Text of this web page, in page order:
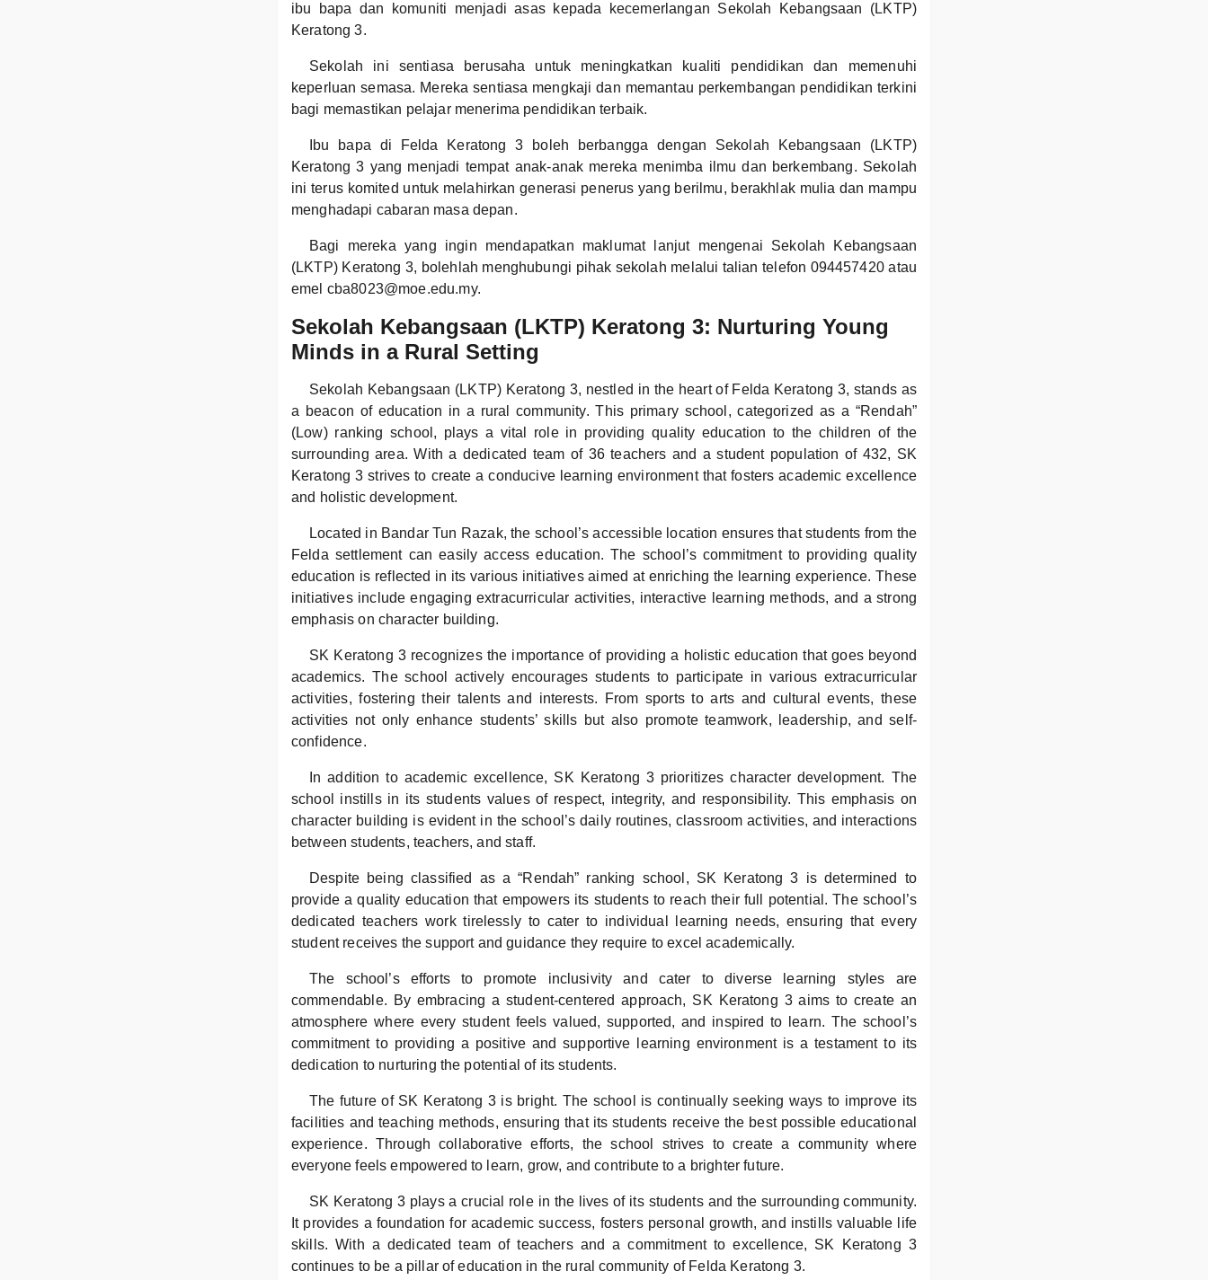
ibu bapa dan komuniti menjadi asas kepada kecemerlangan Sekolah Kebangsaan (LKTP)
Keratong 3.
Sekolah ini sentiasa berusaha untuk meningkatkan kualiti pendidikan dan memenuhi
keperluan semasa. Mereka sentiasa mengkaji dan memantau perkembangan pendidikan terkini
bagi memastikan pelajar menerima pendidikan terbaik.
Ibu bapa di Felda Keratong 3 boleh berbangga dengan Sekolah Kebangsaan (LKTP)
Keratong 3 yang menjadi tempat anak-anak mereka menimba ilmu dan berkembang. Sekolah
ini terus komited untuk melahirkan generasi penerus yang berilmu, berakhlak mulia dan mampu
menghadapi cabaran masa depan.
Bagi mereka yang ingin mendapatkan maklumat lanjut mengenai Sekolah Kebangsaan
(LKTP) Keratong 3, bolehlah menghubungi pihak sekolah melalui talian telefon 094457420 atau
emel cba8023@moe.edu.my.
Sekolah Kebangsaan (LKTP) Keratong 3: Nurturing Young
Minds in a Rural Setting
Sekolah Kebangsaan (LKTP) Keratong 3, nestled in the heart of Felda Keratong 3, stands as
a beacon of education in a rural community. This primary school, categorized as a “Rendah”
(Low) ranking school, plays a vital role in providing quality education to the children of the
surrounding area. With a dedicated team of 36 teachers and a student population of 432, SK
Keratong 3 strives to create a conducive learning environment that fosters academic excellence
and holistic development.
Located in Bandar Tun Razak, the school’s accessible location ensures that students from the
Felda settlement can easily access education. The school’s commitment to providing quality
education is reflected in its various initiatives aimed at enriching the learning experience. These
initiatives include engaging extracurricular activities, interactive learning methods, and a strong
emphasis on character building.
SK Keratong 3 recognizes the importance of providing a holistic education that goes beyond
academics. The school actively encourages students to participate in various extracurricular
activities, fostering their talents and interests. From sports to arts and cultural events, these
activities not only enhance students’ skills but also promote teamwork, leadership, and self-
confidence.
In addition to academic excellence, SK Keratong 3 prioritizes character development. The
school instills in its students values of respect, integrity, and responsibility. This emphasis on
character building is evident in the school’s daily routines, classroom activities, and interactions
between students, teachers, and staff.
Despite being classified as a “Rendah” ranking school, SK Keratong 3 is determined to
provide a quality education that empowers its students to reach their full potential. The school’s
dedicated teachers work tirelessly to cater to individual learning needs, ensuring that every
student receives the support and guidance they require to excel academically.
The school’s efforts to promote inclusivity and cater to diverse learning styles are
commendable. By embracing a student-centered approach, SK Keratong 3 aims to create an
atmosphere where every student feels valued, supported, and inspired to learn. The school’s
commitment to providing a positive and supportive learning environment is a testament to its
dedication to nurturing the potential of its students.
The future of SK Keratong 3 is bright. The school is continually seeking ways to improve its
facilities and teaching methods, ensuring that its students receive the best possible educational
experience. Through collaborative efforts, the school strives to create a community where
everyone feels empowered to learn, grow, and contribute to a brighter future.
SK Keratong 3 plays a crucial role in the lives of its students and the surrounding community.
It provides a foundation for academic success, fosters personal growth, and instills valuable life
skills. With a dedicated team of teachers and a commitment to excellence, SK Keratong 3
continues to be a pillar of education in the rural community of Felda Keratong 3.